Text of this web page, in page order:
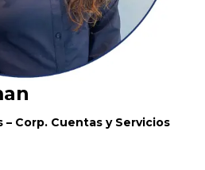
Corp. Cuentas y Servicios